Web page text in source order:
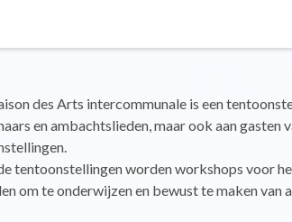
des Arts intercommunale is een
en ambachtslieden, maar ook aan
tentoonstellingen worden workshops voor
om te onderwijzen en bewust te maken van